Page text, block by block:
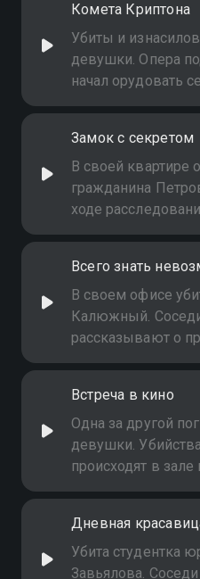
Комета Криптона
Убиты и
девушки. Опера
начал орудовать
маньяк, так как
астролог
возможное
убийцы
кометы Криптона
Замок с секретом
В своей квартире
гражданина
ходе
вовсе не
присвоившим
факт позволяет
за ниточку его
криминальных
Всего знать
В своем офисе
Калюжный.
рассказывают о
мастере,
домушника
находят "вольта" -
помощью которой
наводят порчу
Встреча в кино
Одна за другой
девушки.
происходят в зале
ударом вязальной
похожи на актрису
исполнительницу
тех фильмах,
Дневная
Убита студентка
Завьялова.